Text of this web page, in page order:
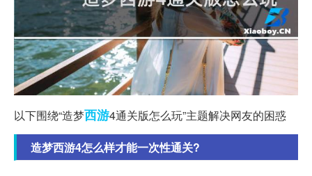
以下围绕“造梦西游4通关版怎么玩”主题解决网友的困惑
造梦西游4怎么样才能一次性通关?